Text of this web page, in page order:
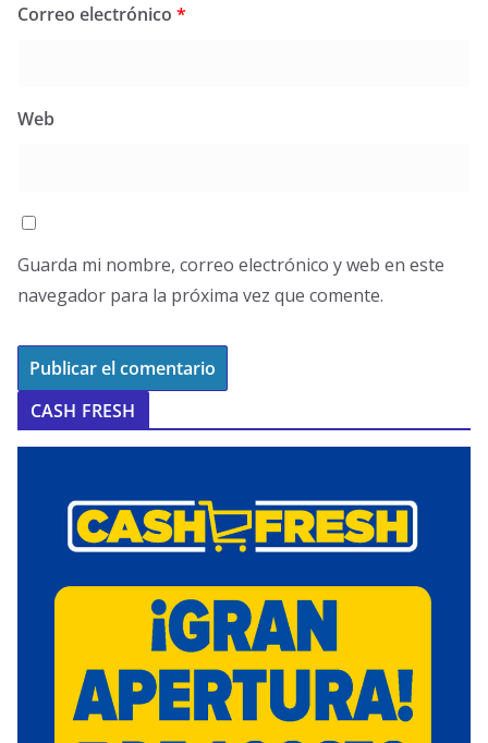
Correo electrónico *
Web
Guarda mi nombre, correo electrónico y web en este
navegador para la próxima vez que comente.
CASH FRESH